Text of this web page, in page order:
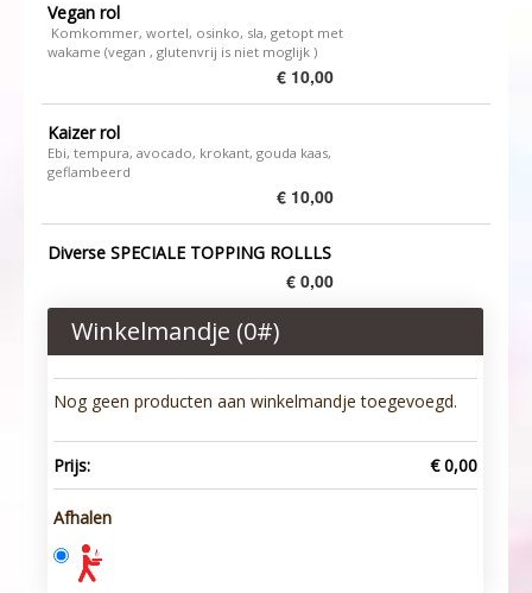
Vegan rol
Komkommer, wortel, osinko, sla, getopt met
wakame (vegan , glutenvrij is niet moglijk )
€ 10,00
Kaizer rol
Ebi, tempura, avocado, krokant, gouda kaas,
geflambeerd
€ 10,00
Diverse SPECIALE TOPPING ROLLLS
€ 0,00
Winkelmandje (0#)
Nog geen producten aan winkelmandje toegevoegd.
Prijs: € 0,00
Afhalen